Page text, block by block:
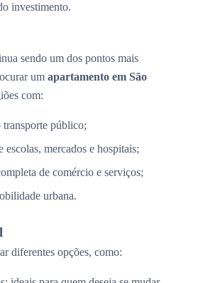
investimento.
sendo um dos pontos mais
um apartamento em São
com:
transporte público;
escolas, mercados e hospitais;
de comércio e serviços;
urbana.
diferentes opções, como: